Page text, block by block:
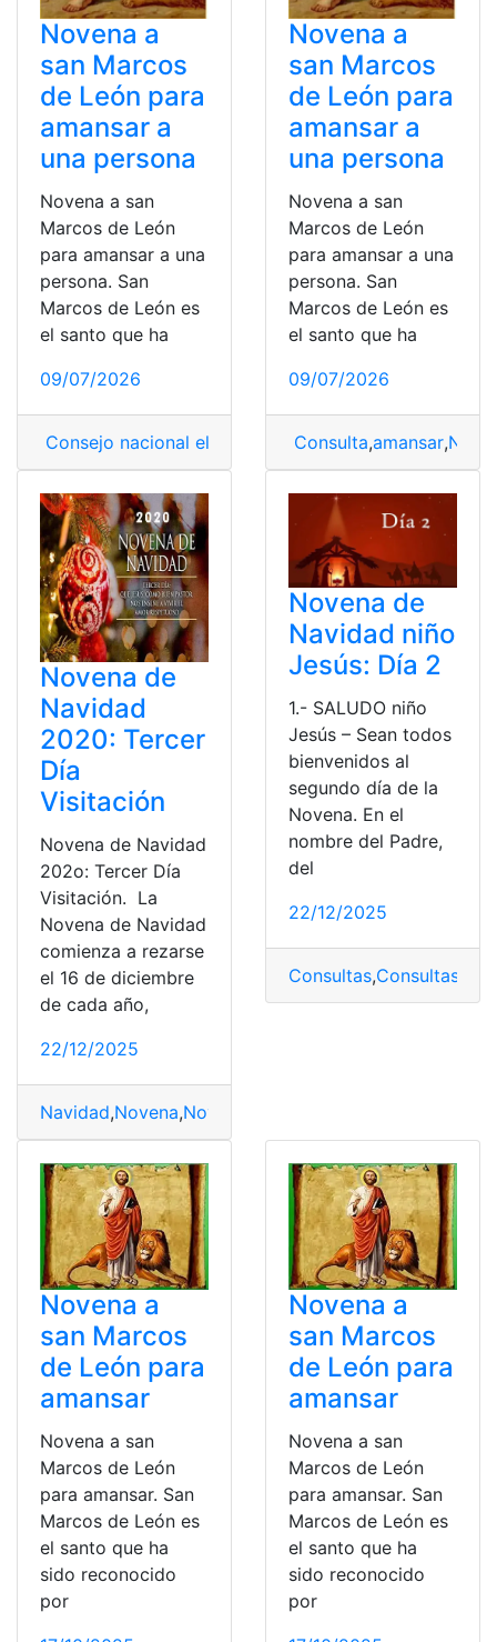
Novena a
san Marcos
de León para
amansar a
una persona
Novena a san
Marcos de León
para amansar a una
persona. San
Marcos de León es
el santo que ha
09/07/2026
Consejo nacional electoral amansar,León,marcos
Novena a
san Marcos
de León para
amansar a
una persona
Novena a san
Marcos de León
para amansar a una
persona. San
Marcos de León es
el santo que ha
09/07/2026
Consulta,amansar,
Novena de
Navidad
2020: Tercer
Día
Visitación
Novena de Navidad
202o: Tercer Día
Visitación. La
Novena de Navidad
comienza a rezarse
el 16 de diciembre
de cada año,
22/12/2025
Navidad,Novena,Novena de Navidad
Novena de
Navidad niño
Jesús: Día 2
1.- SALUDO niño
Jesús – Sean todos
bienvenidos al
segundo día de la
Novena. En el
nombre del Padre,
del
22/12/2025
Consultas,Consultas
Novena a
san Marcos
de León para
amansar
Novena a san
Marcos de León
para amansar. San
Marcos de León es
el santo que ha
sido reconocido
por
Novena a
san Marcos
de León para
amansar
Novena a san
Marcos de León
para amansar. San
Marcos de León es
el santo que ha
sido reconocido
por